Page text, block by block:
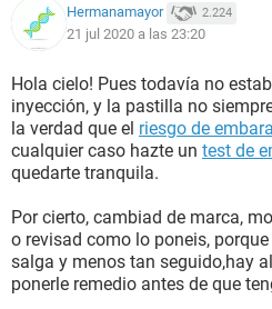
Hermanamayor 2.224
21 jul 2020 a las 23:20
Hola cielo! Pues todavía no
inyección, y la pastilla no
la verdad que el riesgo de
cualquier caso hazte un test de
quedarte tranquila.
Por cierto, cambiad de marca,
o revisad como lo poneis,
salga y menos tan seguido,hay
ponerle remedio antes de que